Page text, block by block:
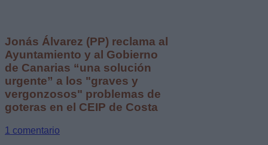
Jonás Álvarez (PP) reclama al
Ayuntamiento y al Gobierno
de Canarias “una solución
urgente” a los "graves y
vergonzosos" problemas de
goteras en el CEIP de Costa
1 comentario